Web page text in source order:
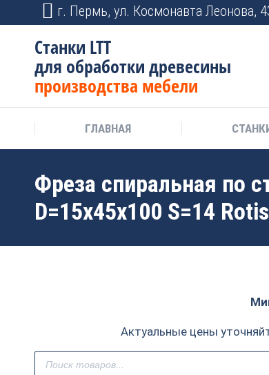
г. Пермь, ул. Космонавта Леонова,
Станки LTT
для обработки древесины
производства мебели
ГЛАВНАЯ
Фреза спиральная по
D=15x45x100 S=14
Актуальные цены
Поиск
товаров